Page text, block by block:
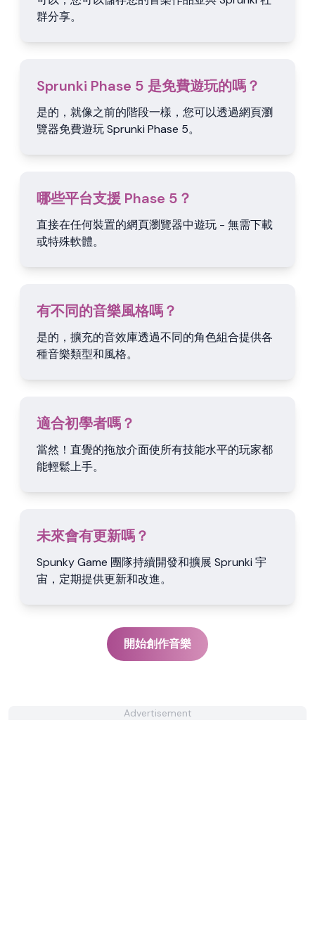
群分享。
Sprunki Phase 5 是免費遊玩的嗎？
是的，就像之前的階段一樣，您可以透過網頁瀏
覽器免費遊玩 Sprunki Phase 5。
哪些平台支援 Phase 5？
直接在任何裝置的網頁瀏覽器中遊玩 - 無需下載
或特殊軟體。
有不同的音樂風格嗎？
是的，擴充的音效庫透過不同的角色組合提供各
種音樂類型和風格。
適合初學者嗎？
當然！直覺的拖放介面使所有技能水平的玩家都
能輕鬆上手。
未來會有更新嗎？
Spunky Game 團隊持續開發和擴展 Sprunki 宇
宙，定期提供更新和改進。
開始創作音樂
Advertisement